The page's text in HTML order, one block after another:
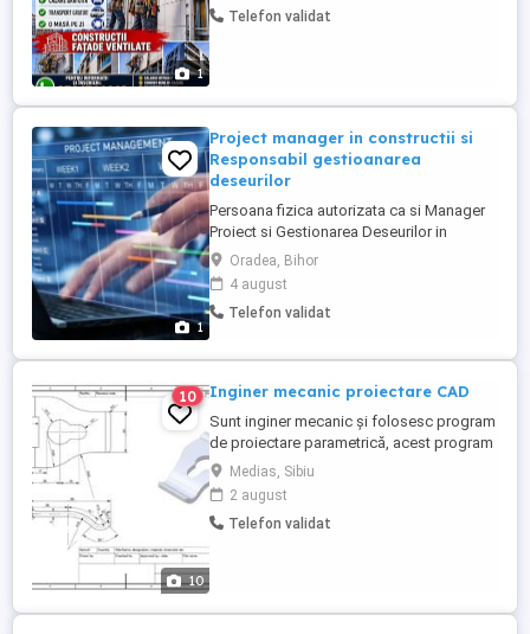
1
fațade ventilate Căutăm meseriași
Telefon validat
1
Project manager in constructii si
Responsabil gestioanarea
deseurilor
Persoana fizica autorizata ca si Manager
Proiect si Gestionarea Deseurilor in
CONSTRUCTII, caut colaborarea cu firme
si institutii din domeniul constructiilor si
instalatiilor.
Oradea, Bihor
4 august
Telefon validat
10
10 Inginer mecanic proiectare CAD
Sunt inginer mecanic și folosesc program
de proiectare parametrică, acest program
imi permite realizarea precisă a modelelor
3d, atât piese individuale, cât și
ansambluri, precum și generarea
asociativă, pe baza lor, ale desenelor de
Medias, Sibiu
2 august
Telefon validat